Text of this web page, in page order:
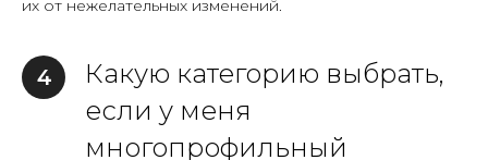
их от нежелательных изменений.
4
Какую категорию выбрать,
если у меня
многопрофильный